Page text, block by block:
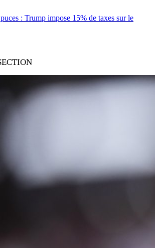
: Trump impose 15% de taxes sur le